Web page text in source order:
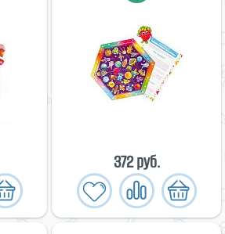
372 руб.